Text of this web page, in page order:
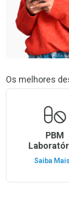
Os melhores
PBM
Saiba